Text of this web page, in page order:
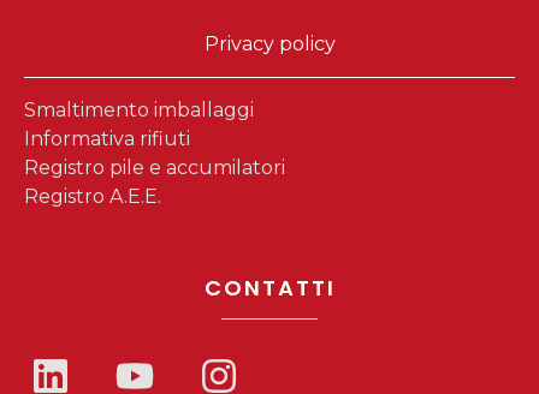
Privacy policy
Smaltimento imballaggi
Informativa rifiuti
Registro pile e accumilatori
Registro A.E.E.
CONTATTI